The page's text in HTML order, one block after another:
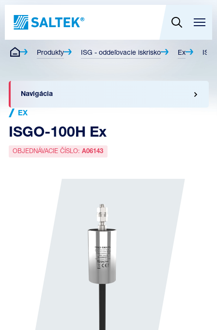
Produkty ISG - oddeľovacie iskrisko Ex
Navigácia
EX
ISGO-100H Ex
OBJEDNÁVACIE ČÍSLO:A06143